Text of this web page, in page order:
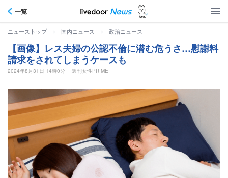
一覧
ニューストップ > 国内ニュース > 政治ニュース
【画像】レス夫婦の公認不倫に潜む危うさ…慰謝料
請求をされてしまうケースも
2024年8月31日 14時0分 週刊女性PRIME